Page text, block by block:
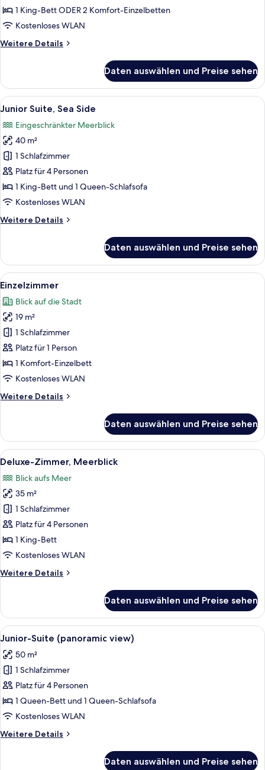
-
Zweibettzimmer
1 King-Bett ODER 2 Komfort-Einzelbetten
Kostenloses WLAN
Weitere Details
Weitere
Doppel-
oder
-
Daten auswählen und Preise sehen
Alle
Fotos
für
Junior
Suite,
Sea
Side
anzeigen
Ein Hotelzimmer mit einer Couch,
10
Junior Suite, Sea Side
Eingeschränkter Meerblick
40 m²
1 Schlafzimmer
Platz für 4 Personen
1 King-Bett und 1 Queen-Schlafsofa
Kostenloses WLAN
Weitere Details
Weitere
Suite,
Sea
Side
Daten auswählen und Preise sehen
Alle
Fotos
für
Einzelzimmer
anzeigen
Ein ordentlich eingerichtetes
5
Einzelzimmer
Blick auf die Stadt
19 m²
1 Schlafzimmer
Platz für 1 Person
1 Komfort-Einzelbett
Kostenloses WLAN
Weitere Details
Weitere
Daten auswählen und Preise sehen
Alle
Fotos
für
Deluxe-
Zimmer,
Meerblick
anzeigen
Ein modernes Wohnzimmer mit
14
Deluxe-Zimmer, Meerblick
Blick aufs Meer
35 m²
1 Schlafzimmer
Platz für 4 Personen
1 King-Bett
Kostenloses WLAN
Weitere Details
Weitere
Zimmer,
Meerblick
Daten auswählen und Preise sehen
Alle
Fotos
für
Junior-
Suite
(panoramic
view)
Ein Balkon mit Korbmöbeln, einem
12
Junior-Suite (panoramic view)
50 m²
1 Schlafzimmer
Platz für 4 Personen
1 Queen-Bett und 1 Queen-Schlafsofa
Kostenloses WLAN
Weitere Details
Weitere
Daten auswählen und Preise sehen